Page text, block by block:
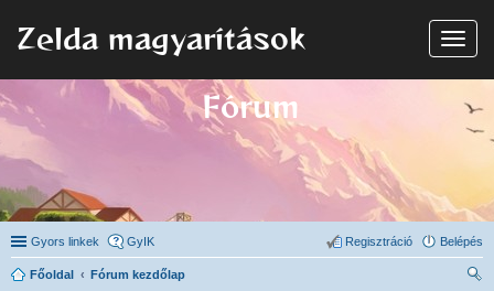
N
a
Zelda magyarítások
Fórum
Gyors linkek GyIK Belépés
Regisztráció
Főoldal
Fórum kezdőlap